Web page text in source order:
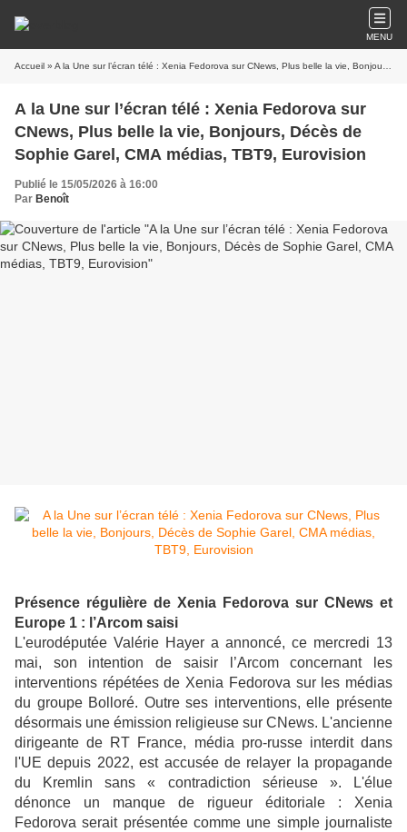
MENU
Accueil » A la Une sur l’écran télé : Xenia Fedorova sur CNews, Plus belle la vie, Bonjours, Décès de Sophie Garel, CMA médias, TBT9, Eurovision
A la Une sur l’écran télé : Xenia Fedorova sur
CNews, Plus belle la vie, Bonjours, Décès de
Sophie Garel, CMA médias, TBT9, Eurovision
Publié le 15/05/2026 à 16:00
Par Benoît
Présence régulière de Xenia Fedorova sur CNews et
Europe 1 : l’Arcom saisi
L'eurodéputée Valérie Hayer a annoncé, ce mercredi 13
mai, son intention de saisir l’Arcom concernant les
interventions répétées de Xenia Fedorova sur les médias
du groupe Bolloré. Outre ses interventions, elle présente
désormais une émission religieuse sur CNews. L'ancienne
dirigeante de RT France, média pro-russe interdit dans
l'UE depuis 2022, est accusée de relayer la propagande
du Kremlin sans « contradiction sérieuse ». L'élue
dénonce un manque de rigueur éditoriale : Xenia
Fedorova serait présentée comme une simple journaliste